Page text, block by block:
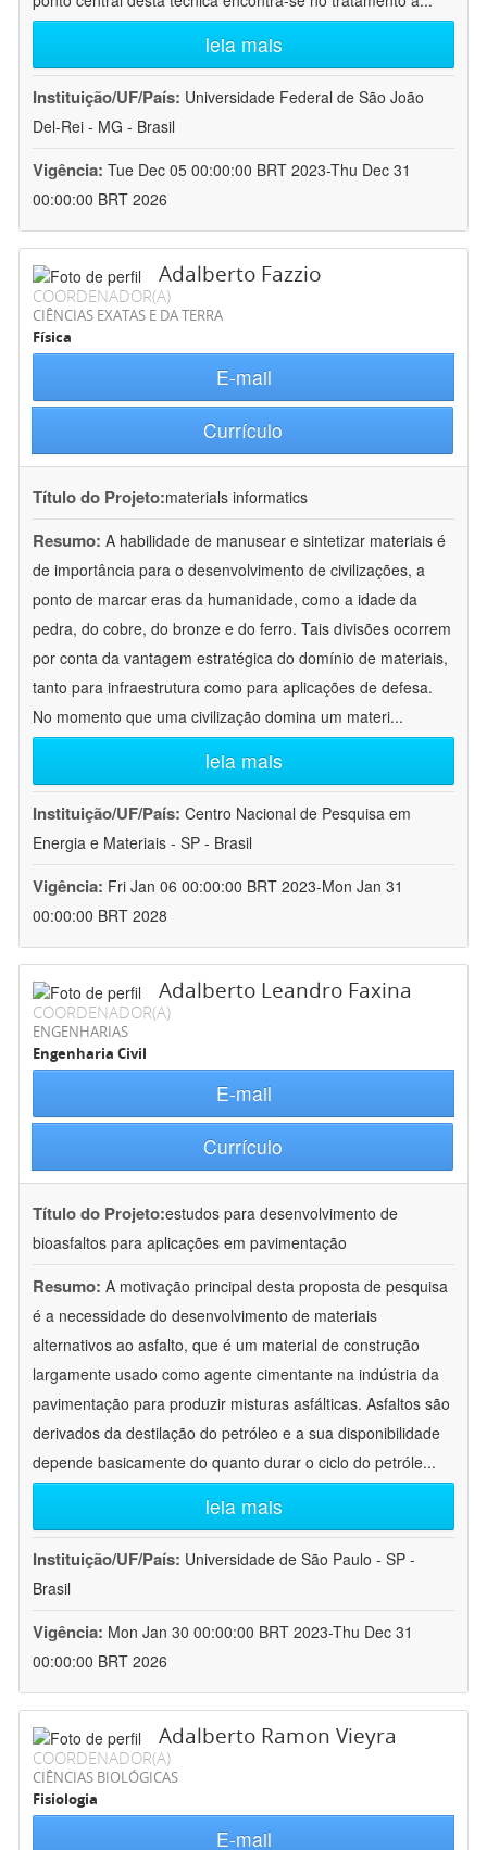
leia mais
Instituição/UF/País: Universidade Federal de São João
Del-Rei - MG - Brasil
Vigência: Tue Dec 05 00:00:00 BRT 2023-Thu Dec 31
00:00:00 BRT 2026
Adalberto Fazzio
COORDENADOR(A)
CIÊNCIAS EXATAS E DA TERRA
Física
E-mail
Currículo
Título do Projeto:materials informatics
Resumo: A habilidade de manusear e sintetizar materiais é
de importância para o desenvolvimento de civilizações, a
ponto de marcar eras da humanidade, como a idade da
pedra, do cobre, do bronze e do ferro. Tais divisões ocorrem
por conta da vantagem estratégica do domínio de materiais,
tanto para infraestrutura como para aplicações de defesa.
No momento que uma civilização domina um materi...
leia mais
Instituição/UF/País: Centro Nacional de Pesquisa em
Energia e Materiais - SP - Brasil
Vigência: Fri Jan 06 00:00:00 BRT 2023-Mon Jan 31
00:00:00 BRT 2028
Adalberto Leandro Faxina
COORDENADOR(A)
ENGENHARIAS
Engenharia Civil
E-mail
Currículo
Título do Projeto:estudos para desenvolvimento de
bioasfaltos para aplicações em pavimentação
Resumo: A motivação principal desta proposta de pesquisa
é a necessidade do desenvolvimento de materiais
alternativos ao asfalto, que é um material de construção
largamente usado como agente cimentante na indústria da
pavimentação para produzir misturas asfálticas. Asfaltos são
derivados da destilação do petróleo e a sua disponibilidade
depende basicamente do quanto durar o ciclo do petróle...
leia mais
Instituição/UF/País: Universidade de São Paulo - SP -
Brasil
Vigência: Mon Jan 30 00:00:00 BRT 2023-Thu Dec 31
00:00:00 BRT 2026
Adalberto Ramon Vieyra
COORDENADOR(A)
CIÊNCIAS BIOLÓGICAS
Fisiologia
E-mail